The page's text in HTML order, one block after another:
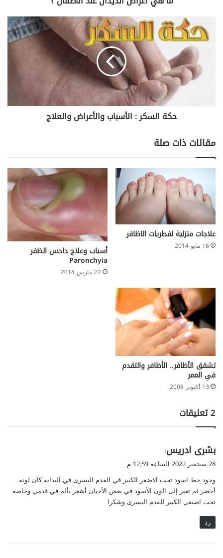
السكر
الأسباب
والأعراض
والعلاج
حكة السكر : الأسباب والأعراض والعلاج
مقالات ذات صلة
علاجات منزلية لفطريات الاظافر
16 مايو 2014 أسباب وعلاج داحس الظفر
Paronchyia
22 مارس 2014
تشقق الأظافر.. الأظافر والتقدم
في العمر
13 أكتوبر 2008
‫2 تعليقات
ي
ق
ل
بشرى ادريس:
28 سبتمبر 2022 الساعة 12:59 م
وجود خط اسود تحت الاضفر الكبير في القدم اليسرى في البداية كان لونه
أخضر ثم تغير إلى الون الأسود في بعض الأحيان أشعر بألم في قدمي وخاصة
تحت اصبعي الكبير للقدم اليسرى وشكرا
رد